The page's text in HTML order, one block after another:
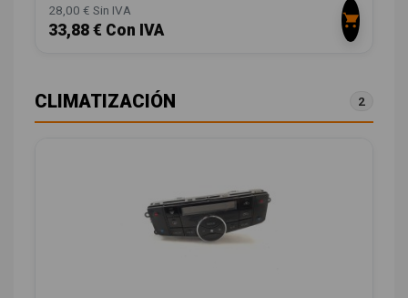
28,00 € Sin IVA
33,88 € Con IVA
CLIMATIZACIÓN 2